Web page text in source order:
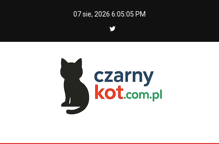
07 sie, 2026 6:05:05 PM